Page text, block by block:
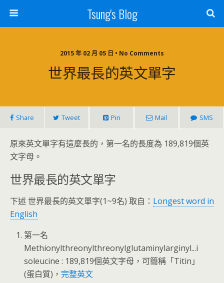
Tsung's Blog
2015 年 02 月 05 日 • No Comments
世界最長的英文單字
Share Tweet Pin Mail SMS
原來英文單字有這麼長的，第一名的長度為 189,819個英
文字母。
世界最長的英文單字
下述 世界最長的英文單字(1~9名) 取自： Longest word in
English
第一名
Methionylthreonylthreonylglutaminylarginyl...i
soleucine : 189,819個英文字母，可簡稱「Titin」
(蛋白質)，完整英文